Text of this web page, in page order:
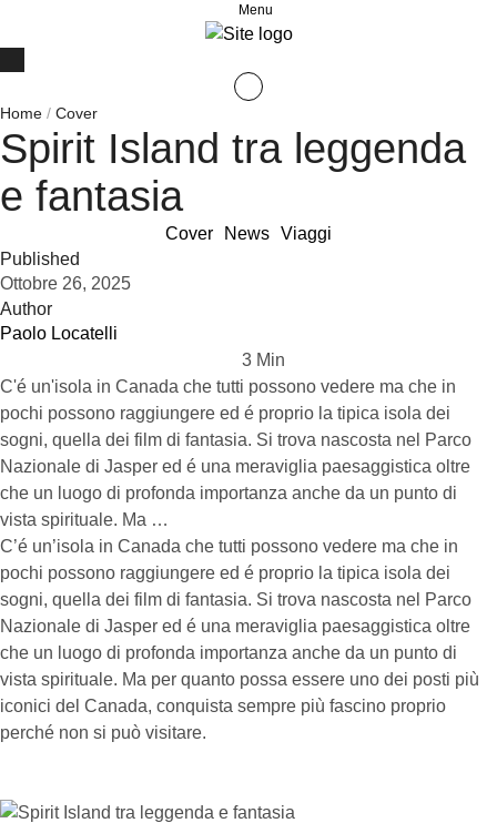
Menu
Home / Cover
Spirit Island tra leggenda
e fantasia
Cover News Viaggi
Published
Ottobre 26, 2025
Author
Paolo Locatelli
3 Min
C'é un'isola in Canada che tutti possono vedere ma che in
pochi possono raggiungere ed é proprio la tipica isola dei
sogni, quella dei film di fantasia. Si trova nascosta nel Parco
Nazionale di Jasper ed é una meraviglia paesaggistica oltre
che un luogo di profonda importanza anche da un punto di
vista spirituale. Ma …
C’é un’isola in Canada che tutti possono vedere ma che in
pochi possono raggiungere ed é proprio la tipica isola dei
sogni, quella dei film di fantasia. Si trova nascosta nel Parco
Nazionale di Jasper ed é una meraviglia paesaggistica oltre
che un luogo di profonda importanza anche da un punto di
vista spirituale. Ma per quanto possa essere uno dei posti più
iconici del Canada, conquista sempre più fascino proprio
perché non si può visitare.